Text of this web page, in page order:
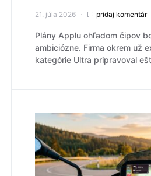
21. júla 2026 pridaj komentár
Plány Applu ohľadom čipov
ambiciózne. Firma okrem už
kategórie Ultra pripravoval